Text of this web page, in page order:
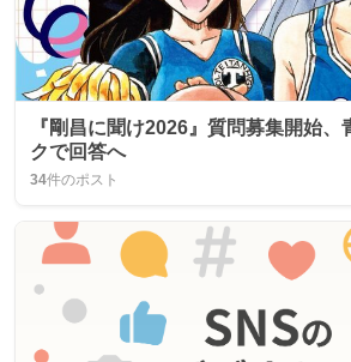
『剛昌に聞け2026』質問募集開始
クで回答へ
34件のポスト